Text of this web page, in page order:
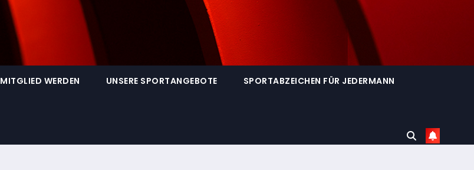
MITGLIED WERDEN UNSERE SPORTANGEBOTE SPORTABZEICHEN FÜR JEDERMANN